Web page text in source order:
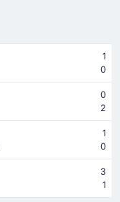
1
0
0
2
1
0
3
1